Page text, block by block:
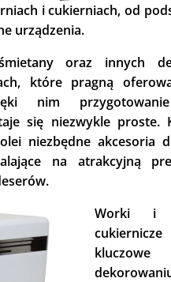
i cukierniach, od
urządzenia.
oraz innych
które pragną
nim
się niezwykle proste.
niezbędne akcesoria
na atrakcyjną
Worki i